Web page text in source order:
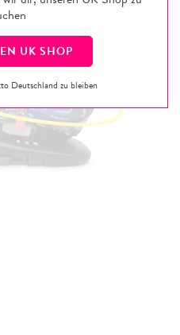
UK SHOP
Deutschland zu bleiben